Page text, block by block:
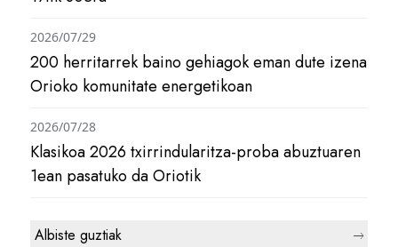
200 herritarrek baino gehiagok eman dute izena
Orioko komunitate energetikoan
2026/07/29
Klasikoa 2026 txirrindularitza-proba abuztuaren
1ean pasatuko da Oriotik
2026/07/28
Albiste guztiak